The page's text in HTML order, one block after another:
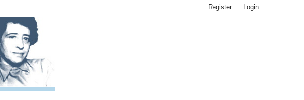
Register Login